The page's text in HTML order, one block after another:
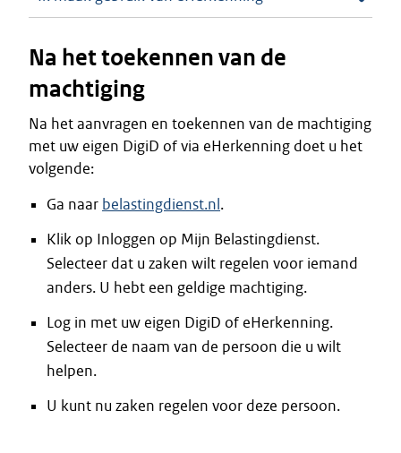
Na het toekennen van de
machtiging
Na het aanvragen en toekennen van de machtiging
met uw eigen DigiD of via eHerkenning doet u het
volgende:
Ga naar belastingdienst.nl .
Klik op Inloggen op Mijn Belastingdienst.
Selecteer dat u zaken wilt regelen voor iemand
anders. U hebt een geldige machtiging.
Log in met uw eigen DigiD of eHerkenning.
Selecteer de naam van de persoon die u wilt
helpen.
U kunt nu zaken regelen voor deze persoon.